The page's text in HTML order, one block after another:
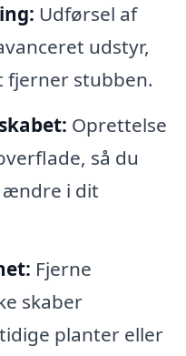
Udførsel af
udstyr,
stubben.
Oprettelse
så du
ændre i dit
Fjerne
skaber
planter eller